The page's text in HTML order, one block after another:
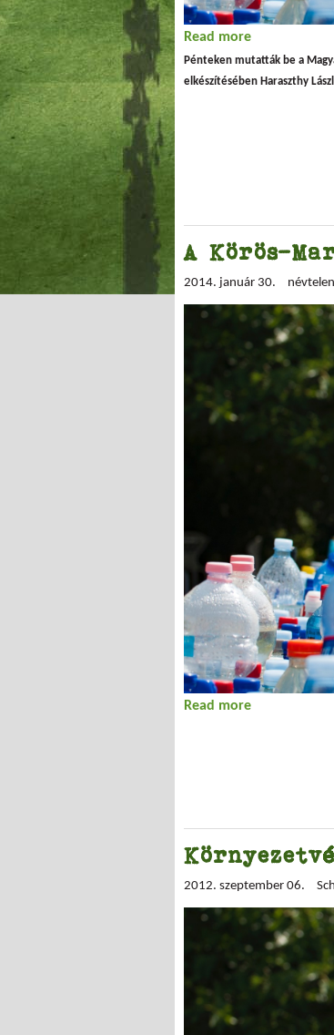
Read more
Pénteken mutatták be a
elkészítésében Haraszthy
A Körös-
2014. január 30.
Read more
2012. szeptember 06.